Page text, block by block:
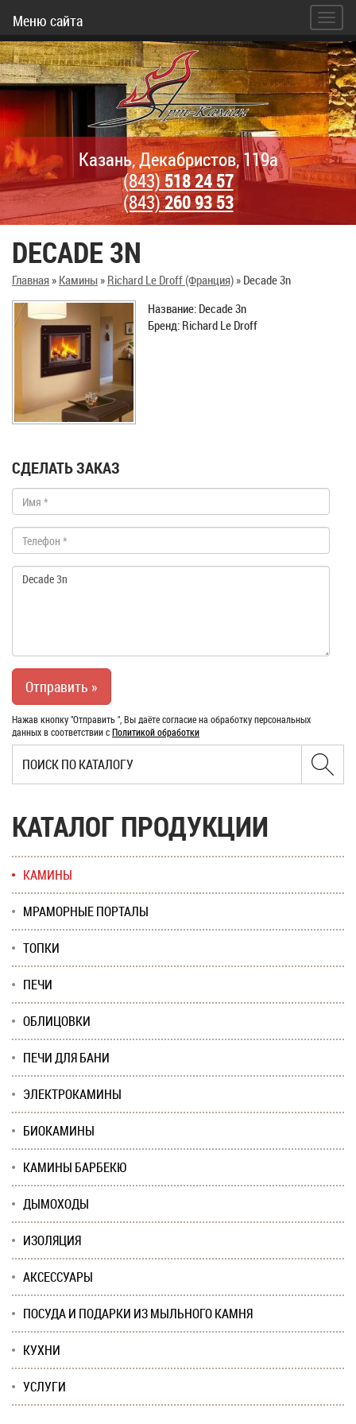
Меню сайта
Казань, Декабристов, 119а
(843)518 24 57
(843)260 93 53
DECADE 3N
Главная» Камины» Richard Le Droff (Франция)» Decade 3n
Название: Decade 3n
Бренд: Richard Le Droff
СДЕЛАТЬ ЗАКАЗ
Нажав кнопку "Отправить ", Вы даёте согласие на обработку персональных
данных в соответствии сПолитикой обработки
КАТАЛОГ ПРОДУКЦИИ
КАМИНЫ
МРАМОРНЫЕ ПОРТАЛЫ
ТОПКИ
ПЕЧИ
ОБЛИЦОВКИ
ПЕЧИ ДЛЯ БАНИ
ЭЛЕКТРОКАМИНЫ
БИОКАМИНЫ
КАМИНЫ БАРБЕКЮ
ДЫМОХОДЫ
ИЗОЛЯЦИЯ
АКСЕССУАРЫ
ПОСУДА И ПОДАРКИ ИЗ МЫЛЬНОГО КАМНЯ
КУХНИ
УСЛУГИ